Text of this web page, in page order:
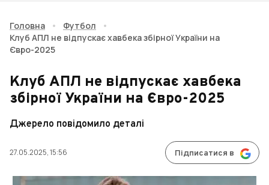
Головна • Футбол
•
Клуб АПЛ не відпускає хавбека збірної України на
Євро-2025
Клуб АПЛ не відпускає хавбека
збірної України на Євро-2025
Джерело повідомило деталі
27.05.2025, 15:56 Підписатися в